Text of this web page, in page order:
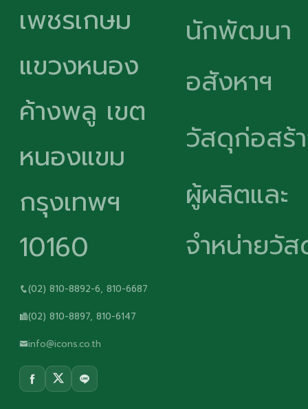
เพชรเกษม
แขวงหนอง
ค้างพลู เขต
หนองแขม
กรุงเทพฯ
10160
(02) 810-8892-6, 810-6687
(02) 810-8897, 810-6147
info@icons.co.th
นักพัฒนา
อสังหาฯ
วัสดุก่อสร้
ผู้ผลิตและ
จำหน่ายวั